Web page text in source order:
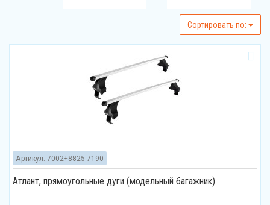
Cортировать по:
Атлант, прямоугольные дуги (модельный багажник)
Артикул: 7002+8825-7190